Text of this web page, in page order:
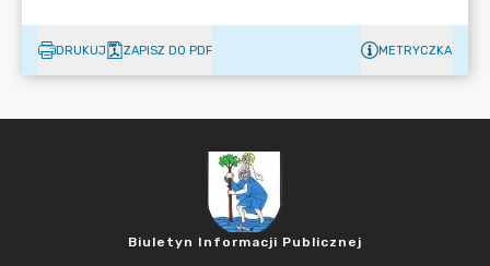
DRUKUJ ZAPISZ DO PDF METRYCZKA
Biuletyn Informacji Publicznej